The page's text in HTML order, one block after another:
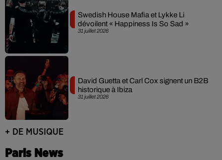
31 juillet 2026
Swedish House Mafia et Lykke Li
dévoilent « Happiness Is So Sad »
31 juillet 2026
David Guetta et Carl Cox signent un B2B
historique à Ibiza
+ DE MUSIQUE
Paris News